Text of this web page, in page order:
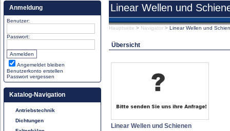
Anmeldung
Benutzer:
Passwort:
Angemeldet bleiben
Benutzerkonto erstellen
Passwort vergessen
Katalog-Navigation
Antriebstechnik
Dichtungen
Linear Wellen und
Hauptseite > Navigator > Linear Wellen und
Übersicht
Linear Wellen und Schienen